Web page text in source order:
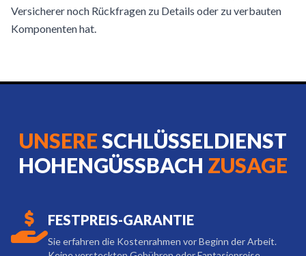
Versicherer noch Rückfragen zu Details oder zu verbauten
Komponenten hat.
UNSERESCHLÜSSELDIENST
HOHENGÜSSBACH
ZUSAGE
FESTPREIS-GARANTIE
Sie erfahren die Kostenrahmen vor Beginn der Arbeit.